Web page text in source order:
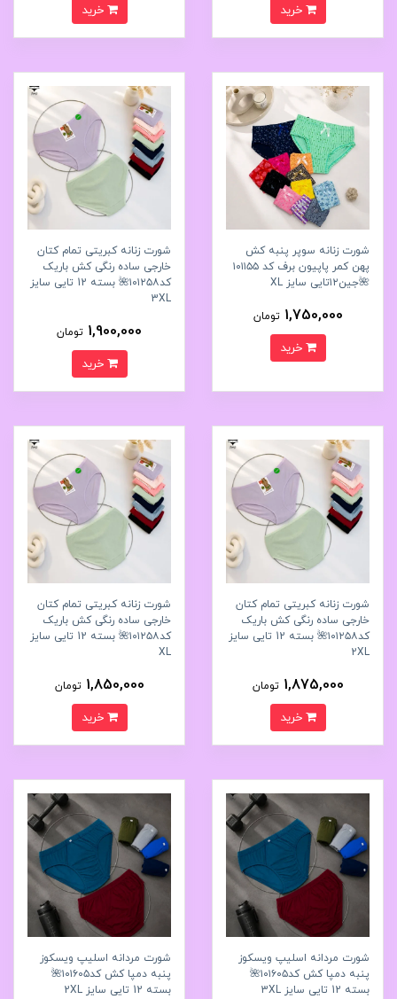
خرید خرید
شورت زنانه سوپر پنبه کش
پهن کمر پاپیون برف کد ۱۰۱۱۵۵
🌺جین۱۲تایی سایز XL
1,750,000 تومان
خرید
شورت زنانه کبریتی تمام کتان
خارجی ساده رنگی کش باریک
کد۱۰۱۲۵۸🌺 بسته 12 تایی سایز
3XL
1,900,000 تومان
خرید
شورت زنانه کبریتی تمام کتان
خارجی ساده رنگی کش باریک
کد۱۰۱۲۵۸🌺 بسته 12 تایی سایز
2XL
1,875,000 تومان
خرید
شورت زنانه کبریتی تمام کتان
خارجی ساده رنگی کش باریک
کد۱۰۱۲۵۸🌺 بسته 12 تایی سایز
XL
1,850,000 تومان
خرید
شورت مردانه اسلیپ ویسکوز
پنبه دمپا کش کد۱۰۱۶۰۵🌺
بسته 12 تایی سایز 3XL
شورت مردانه اسلیپ ویسکوز
پنبه دمپا کش کد۱۰۱۶۰۵🌺
بسته 12 تایی سایز 2XL